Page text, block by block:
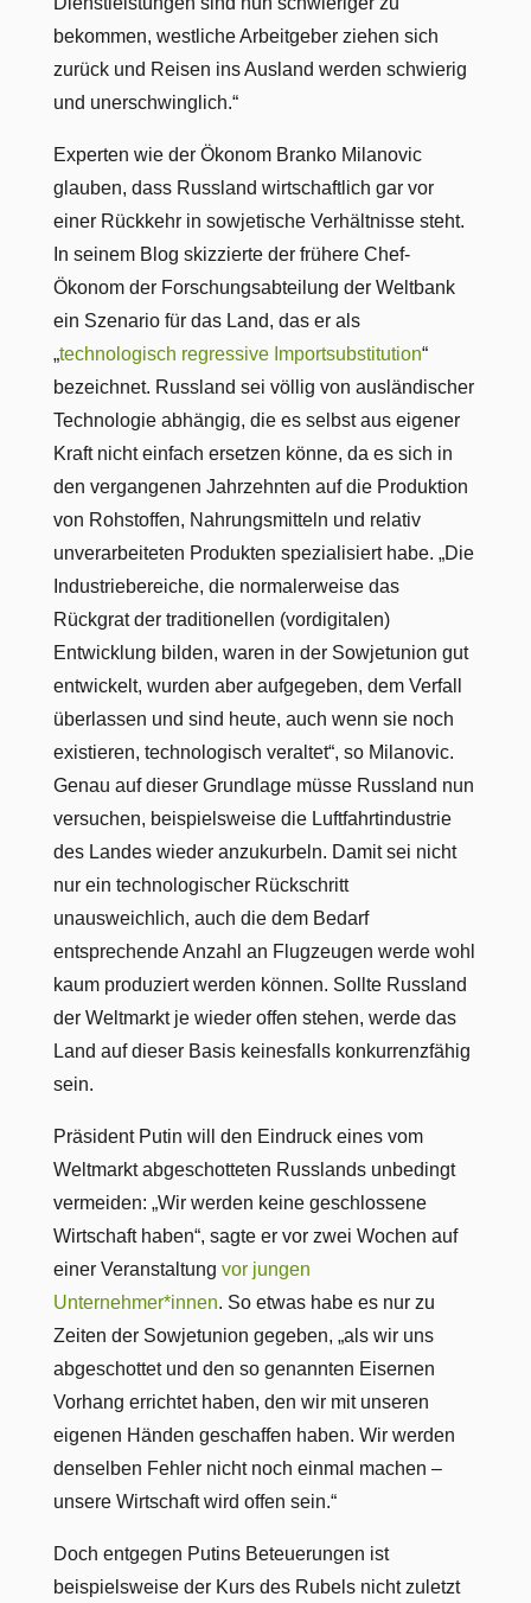
bekommen, westliche Arbeitgeber ziehen sich
zurück und Reisen ins Ausland werden schwierig
und unerschwinglich.“
Experten wie der Ökonom Branko Milanovic
glauben, dass Russland wirtschaftlich gar vor
einer Rückkehr in sowjetische Verhältnisse steht.
In seinem Blog skizzierte der frühere Chef-
Ökonom der Forschungsabteilung der Weltbank
ein Szenario für das Land, das er als
„technologisch regressive Importsubstitution“
bezeichnet. Russland sei völlig von ausländischer
Technologie abhängig, die es selbst aus eigener
Kraft nicht einfach ersetzen könne, da es sich in
den vergangenen Jahrzehnten auf die Produktion
von Rohstoffen, Nahrungsmitteln und relativ
unverarbeiteten Produkten spezialisiert habe. „Die
Industriebereiche, die normalerweise das
Rückgrat der traditionellen (vordigitalen)
Entwicklung bilden, waren in der Sowjetunion gut
entwickelt, wurden aber aufgegeben, dem Verfall
überlassen und sind heute, auch wenn sie noch
existieren, technologisch veraltet“, so Milanovic.
Genau auf dieser Grundlage müsse Russland nun
versuchen, beispielsweise die Luftfahrtindustrie
des Landes wieder anzukurbeln. Damit sei nicht
nur ein technologischer Rückschritt
unausweichlich, auch die dem Bedarf
entsprechende Anzahl an Flugzeugen werde wohl
kaum produziert werden können. Sollte Russland
der Weltmarkt je wieder offen stehen, werde das
Land auf dieser Basis keinesfalls konkurrenzfähig
sein.
Präsident Putin will den Eindruck eines vom
Weltmarkt abgeschotteten Russlands unbedingt
vermeiden: „Wir werden keine geschlossene
Wirtschaft haben“, sagte er vor zwei Wochen auf
einer Veranstaltung vor jungen
Unternehmer*innen. So etwas habe es nur zu
Zeiten der Sowjetunion gegeben, „als wir uns
abgeschottet und den so genannten Eisernen
Vorhang errichtet haben, den wir mit unseren
eigenen Händen geschaffen haben. Wir werden
denselben Fehler nicht noch einmal machen –
unsere Wirtschaft wird offen sein.“
Doch entgegen Putins Beteuerungen ist
beispielsweise der Kurs des Rubels nicht zuletzt